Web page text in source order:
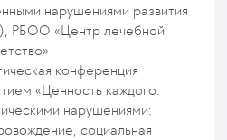
нарушениями развития
РБОО «Центр лечебной
конференция
«Ценность каждого:
нарушениями:
социальная